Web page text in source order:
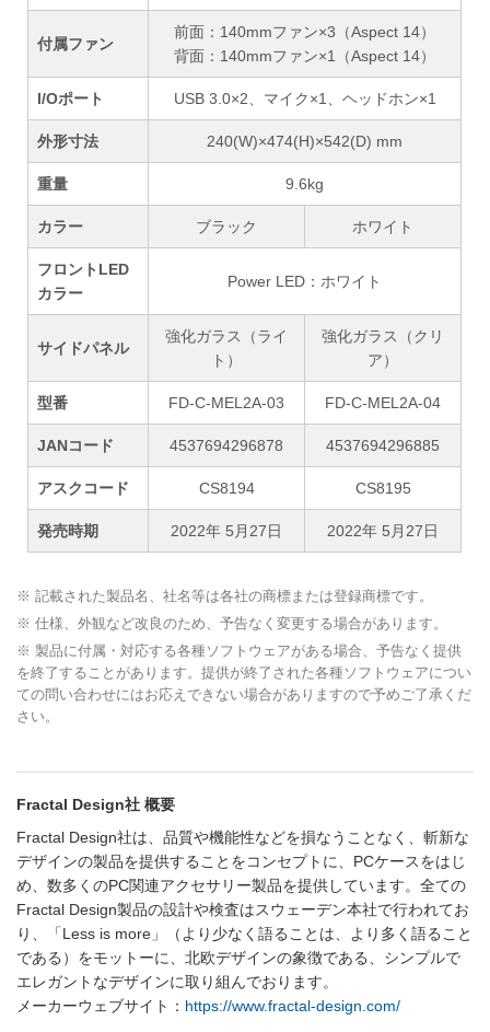
付属ファン
前面：140mmファン×3（Aspect 14）
背面：140mmファン×1（Aspect 14）
I/Oポート USB 3.0×2、マイク×1、ヘッドホン×1
外形寸法 240(W)×474(H)×542(D) mm
重量 9.6kg
カラー ブラック ホワイト
フロントLED
カラー
Power LED：ホワイト
サイドパネル
強化ガラス（ライ
ト）
強化ガラス（クリ
ア）
型番 FD-C-MEL2A-03 FD-C-MEL2A-04
JANコード 4537694296878 4537694296885
アスクコード CS8194 CS8195
発売時期 2022年 5月27日 2022年 5月27日
※ 記載された製品名、社名等は各社の商標または登録商標です。
※ 仕様、外観など改良のため、予告なく変更する場合があります。
※ 製品に付属・対応する各種ソフトウェアがある場合、予告なく提供
を終了することがあります。提供が終了された各種ソフトウェアについ
ての問い合わせにはお応えできない場合がありますので予めご了承くだ
さい。
Fractal Design社 概要
Fractal Design社は、品質や機能性などを損なうことなく、斬新な
デザインの製品を提供することをコンセプトに、PCケースをはじ
め、数多くのPC関連アクセサリー製品を提供しています。全ての
Fractal Design製品の設計や検査はスウェーデン本社で行われてお
り、「Less is more」（より少なく語ることは、より多く語ること
である）をモットーに、北欧デザインの象徴である、シンプルで
エレガントなデザインに取り組んでおります。
メーカーウェブサイト： https://www.fractal-design.com/